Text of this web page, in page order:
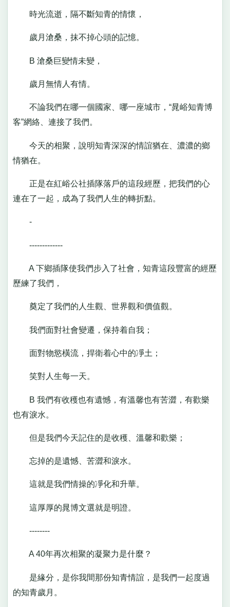
時光流逝，隔不斷知青的情懷，
歲月滄桑，抹不掉心頭的記憶。
B 滄桑巨變情未變，
歲月無情人有情。
不論我們在哪一個國家、哪一座城市，“晁峪知青博
客”網絡、連接了我們。
今天的相聚，說明知青深深的情誼猶在、濃濃的鄉
情猶在。
正是在紅峪公社插隊落戶的這段經歷，把我們的心
連在了一起，成為了我們人生的轉折點。
-
-------------
A 下鄉插隊使我們步入了社會，知青這段豐富的經歷
歷練了我們，
奠定了我們的人生觀、世界觀和價值觀。
我們面對社會變遷，保持着自我；
面對物慾橫流，捍衛着心中的凈土；
笑對人生每一天。
B 我們有收穫也有遺憾，有溫馨也有苦澀，有歡樂
也有淚水。
但是我們今天記住的是收穫、溫馨和歡樂；
忘掉的是遺憾、苦澀和淚水。
這就是我們情操的凈化和升華。
這厚厚的晁博文選就是明證。
--------
A 40年再次相聚的凝聚力是什麼？
是緣分，是你我間那份知青情誼，是我們一起度過
的知青歲月。